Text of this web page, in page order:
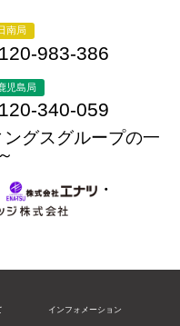
南局
983-386
児島局
340-059
グスグループの一
・
インフォメーション